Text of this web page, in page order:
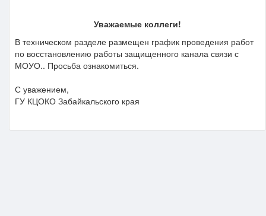
Уважаемые коллеги!
В техническом разделе размещен график проведения работ
по восстановлению работы защищенного канала связи с
МОУО.. Просьба ознакомиться.
С уважением,
ГУ КЦОКО Забайкальского края